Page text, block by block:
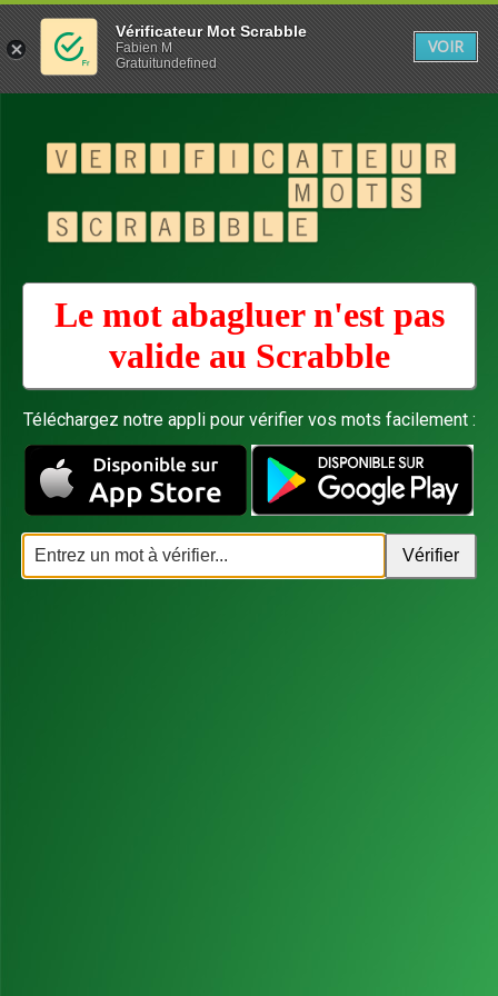
Le mot abagluer n'est pas
valide au Scrabble
Téléchargez notre appli pour vérifier vos mots facilement :
Vérificateur Mot Scrabble
Fabien M
Gratuitundefined
VOIR